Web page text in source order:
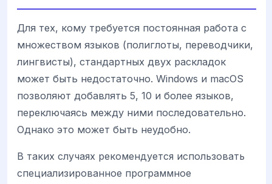
Для тех, кому требуется постоянная работа с
множеством языков (полиглоты, переводчики,
лингвисты), стандартных двух раскладок
может быть недостаточно. Windows и macOS
позволяют добавлять 5, 10 и более языков,
переключаясь между ними последовательно.
Однако это может быть неудобно.
В таких случаях рекомендуется использовать
специализированное программное